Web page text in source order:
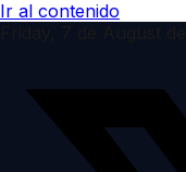
Ir al contenido